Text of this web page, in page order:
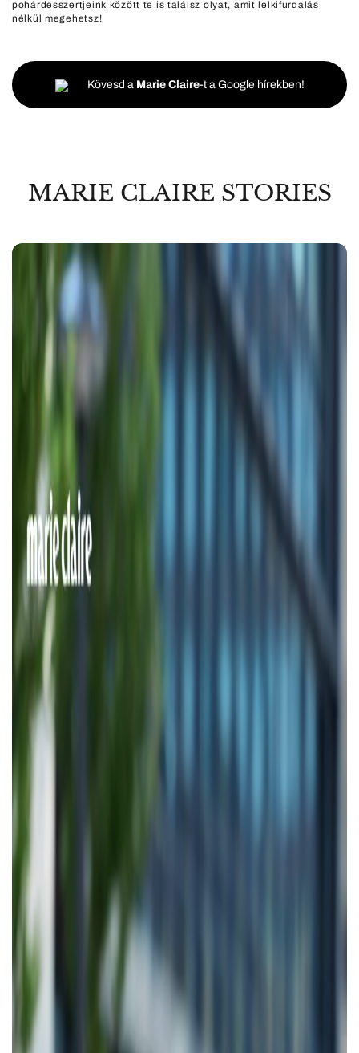
pohárdesszertjeink között te is találsz olyat, amit lelkifurdalás
nélkül megehetsz!
Kövesd a Marie Claire-t a Google hírekben!
MARIE CLAIRE STORIES